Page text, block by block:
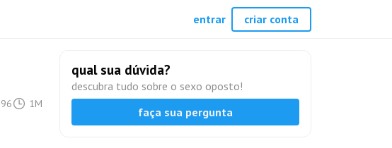
96 1M
qual sua dúvida?
descubra tudo sobre o sexo oposto!
faça sua pergunta
entrar criar conta